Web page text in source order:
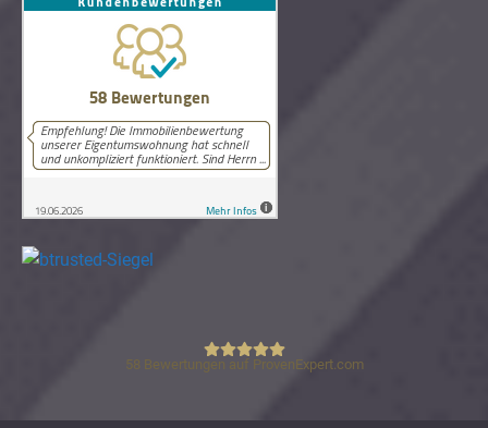
Lutz Schneider Immobilienbewertung
58 Bewertungen auf ProvenExpert.com